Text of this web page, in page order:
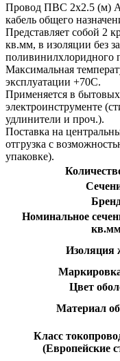
Провод ПВС 2х2.5 (м)
кабель общего
Представляет собой 2
кв.мм, в изоляции без
поливинилхлоридного
Максимальная
эксплуатации +70С.
Применяется в
электроинструменте
удлинители и проч.).
Поставка на
отгрузка с
упаковке).
Номинальное
Изоляция
Цвет
Материал
Класс
(Европейские